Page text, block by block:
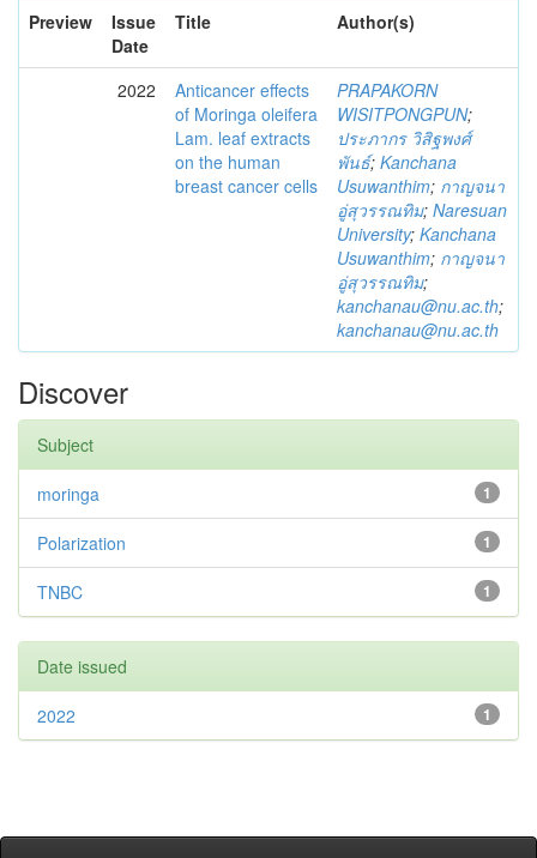
Preview
Issue
Date
Title Author(s)
2022
Anticancer effects
of Moringa oleifera
Lam. leaf extracts
on the human
breast cancer cells
PRAPAKORN
WISITPONGPUN;
ประภากร วิสิฐพงศ์
พันธ์; Kanchana
Usuwanthim; กาญจนา
อู่สุวรรณทิม; Naresuan
University; Kanchana
Usuwanthim; กาญจนา
อู่สุวรรณทิม;
kanchanau@nu.ac.th;
kanchanau@nu.ac.th
Discover
Subject
1
moringa
1
Polarization
1
TNBC
Date issued
1
2022